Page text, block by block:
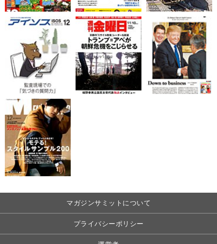
マガジンサミットについて
プライバシーポリシー